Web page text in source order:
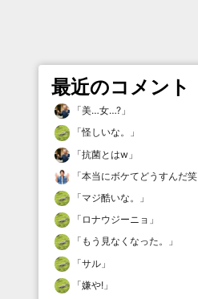
最近のコメント
「美…女…? 」
「怪しいな。
」
「抗菌とはw 」
「本当にボケてどうすんだ笑
「マジ酷いな。
」
「 ロナウジーニョ 」
「 もう見なくなった。
」
「サル 」
「嫌や! 」